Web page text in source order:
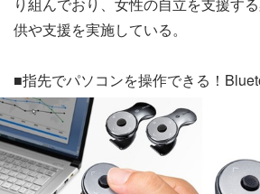
供や支援を実施している。
■指先でパソコンを操作できる！